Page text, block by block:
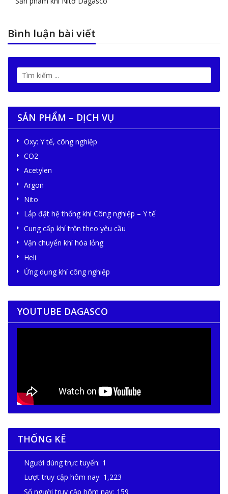
Bình luận bài viết
SẢN PHẨM – DỊCH VỤ
Oxy: Y tế, công nghiệp
CO2
Acetylen
Argon
Nito
Lắp đặt hệ thống khí Công nghiệp – Y tế
Cung cấp khí trộn theo yêu cầu
Vận chuyển khí hóa lỏng
Heli
Ứng dụng khí công nghiệp
YOUTUBE DAGASCO
THỐNG KÊ
Người dùng trực tuyến: 1
Lượt truy cập hôm nay: 1,223
Số người truy cập hôm nay: 159